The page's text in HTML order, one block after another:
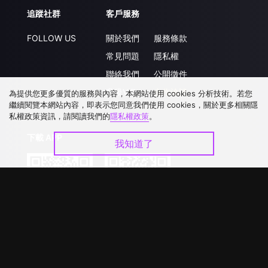
追蹤社群
FOLLOW US
客戶服務
關於我們
常見問題
聯絡我們
升級VIP
服務條款
隱私權
公開徵件
合作洽談
為提供您更多優質的服務與內容，本網站使用 cookies 分析技術。若您
繼續閱覽本網站內容，即表示您同意我們使用 cookies，關於更多相關隱
私權政策資訊，請閱讀我們的隱私權政策。
我知道了